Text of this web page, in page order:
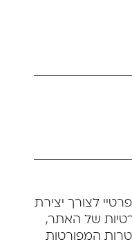
לצורך יצירת
של האתר,
המפורטות